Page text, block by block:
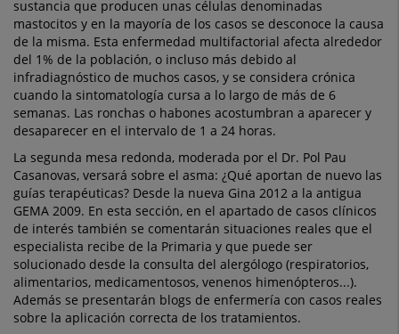
sustancia que producen unas células denominadas
mastocitos y en la mayoría de los casos se desconoce la causa
de la misma. Esta enfermedad multifactorial afecta alrededor
del 1% de la población, o incluso más debido al
infradiagnóstico de muchos casos, y se considera crónica
cuando la sintomatología cursa a lo largo de más de 6
semanas. Las ronchas o habones acostumbran a aparecer y
desaparecer en el intervalo de 1 a 24 horas.
La segunda mesa redonda, moderada por el Dr. Pol Pau
Casanovas, versará sobre el asma: ¿Qué aportan de nuevo las
guías terapéuticas? Desde la nueva Gina 2012 a la antigua
GEMA 2009. En esta sección, en el apartado de casos clínicos
de interés también se comentarán situaciones reales que el
especialista recibe de la Primaria y que puede ser
solucionado desde la consulta del alergólogo (respiratorios,
alimentarios, medicamentosos, venenos himenópteros...).
Además se presentarán blogs de enfermería con casos reales
sobre la aplicación correcta de los tratamientos.